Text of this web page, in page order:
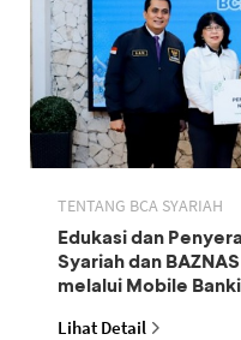
TENTANG BCA SYARIAH
Edukasi dan
Syariah dan
melalui Mobile
Lihat Detail